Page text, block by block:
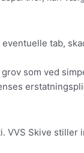
tab,
som ved
Skive